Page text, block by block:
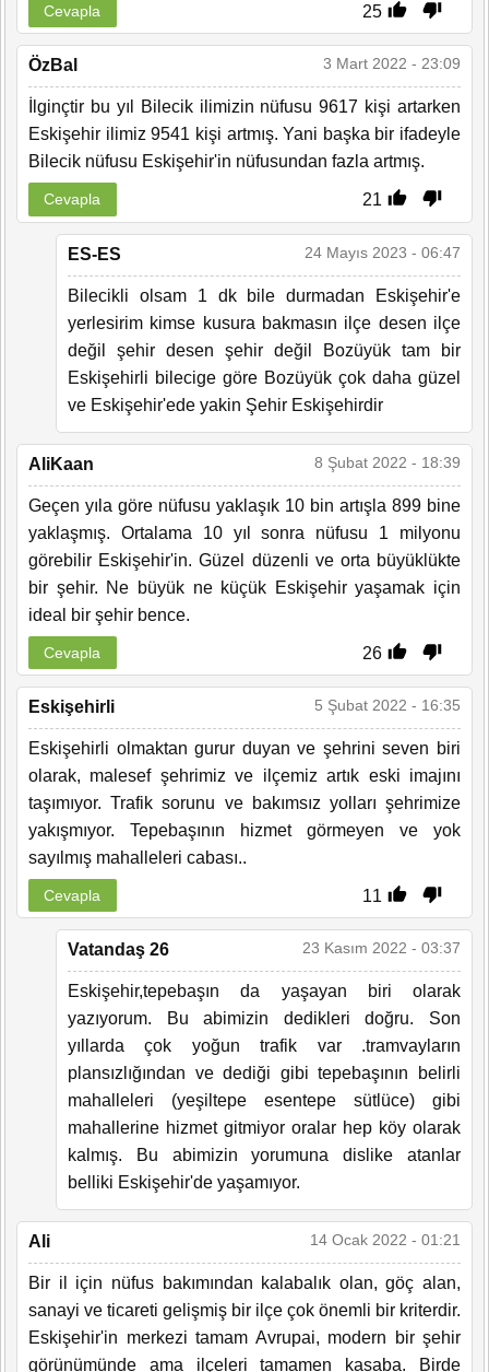
25
Cevapla
ÖzBal 3 Mart 2022 - 23:09
İlginçtir bu yıl Bilecik ilimizin nüfusu 9617 kişi artarken
Eskişehir ilimiz 9541 kişi artmış. Yani başka bir ifadeyle
Bilecik nüfusu Eskişehir'in nüfusundan fazla artmış.
21
Cevapla
ES-ES 24 Mayıs 2023 - 06:47
Bilecikli olsam 1 dk bile durmadan Eskişehir'e
yerlesirim kimse kusura bakmasın ilçe desen ilçe
değil şehir desen şehir değil Bozüyük tam bir
Eskişehirli bilecige göre Bozüyük çok daha güzel
ve Eskişehir'ede yakin Şehir Eskişehirdir
AliKaan 8 Şubat 2022 - 18:39
Geçen yıla göre nüfusu yaklaşık 10 bin artışla 899 bine
yaklaşmış. Ortalama 10 yıl sonra nüfusu 1 milyonu
görebilir Eskişehir'in. Güzel düzenli ve orta büyüklükte
bir şehir. Ne büyük ne küçük Eskişehir yaşamak için
ideal bir şehir bence.
26
Cevapla
Eskişehirli 5 Şubat 2022 - 16:35
Eskişehirli olmaktan gurur duyan ve şehrini seven biri
olarak, malesef şehrimiz ve ilçemiz artık eski imajını
taşımıyor. Trafik sorunu ve bakımsız yolları şehrimize
yakışmıyor. Tepebaşının hizmet görmeyen ve yok
sayılmış mahalleleri cabası..
11
Cevapla
Vatandaş 26 23 Kasım 2022 - 03:37
Eskişehir,tepebaşın da yaşayan biri olarak
yazıyorum. Bu abimizin dedikleri doğru. Son
yıllarda çok yoğun trafik var .tramvayların
plansızlığından ve dediği gibi tepebaşının belirli
mahalleleri (yeşiltepe esentepe sütlüce) gibi
mahallerine hizmet gitmiyor oralar hep köy olarak
kalmış. Bu abimizin yorumuna dislike atanlar
belliki Eskişehir'de yaşamıyor.
Ali 14 Ocak 2022 - 01:21
Bir il için nüfus bakımından kalabalık olan, göç alan,
sanayi ve ticareti gelişmiş bir ilçe çok önemli bir kriterdir.
Eskişehir'in merkezi tamam Avrupai, modern bir şehir
görünümünde ama ilçeleri tamamen kasaba. Birde